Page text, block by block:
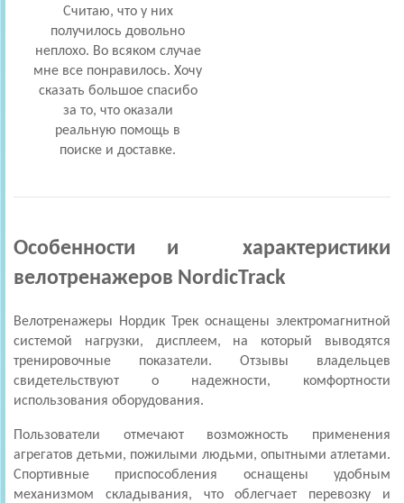
Считаю, что у них
получилось довольно
неплохо. Во всяком случае
мне все понравилось. Хочу
сказать большое спасибо
за то, что оказали
реальную помощь в
поиске и доставке.
Особенности и характеристики
велотренажеров NordicTrack
Велотренажеры Нордик Трек оснащены электромагнитной
системой нагрузки, дисплеем, на который выводятся
тренировочные показатели. Отзывы владельцев
свидетельствуют о надежности, комфортности
использования оборудования.
Пользователи отмечают возможность применения
агрегатов детьми, пожилыми людьми, опытными атлетами.
Спортивные приспособления оснащены удобным
механизмом складывания, что облегчает перевозку и